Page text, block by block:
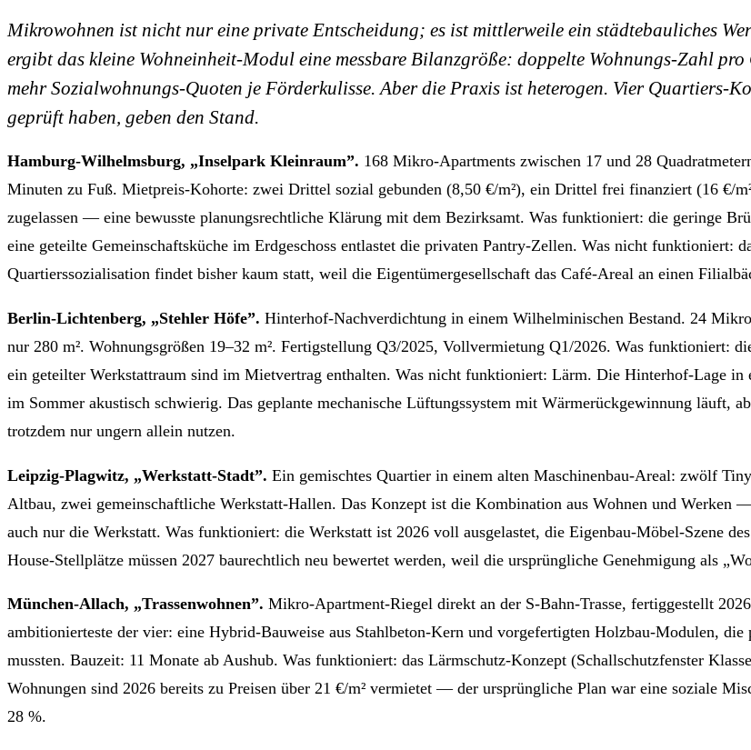
Mikrowohnen ist nicht nur eine private Entscheidung; es ist mittlerweile ein städtebauliches
ergibt das kleine Wohneinheit-Modul eine messbare Bilanzgröße: doppelte Wohnungs-Zahl
mehr Sozialwohnungs-Quoten je Förderkulisse. Aber die Praxis ist heterogen. Vier Quartiers-
geprüft haben, geben den Stand.
Hamburg-Wilhelmsburg, „Inselpark Kleinraum”. 168 Mikro-Apartments zwischen 17 und 28
Minuten zu Fuß. Mietpreis-Kohorte: zwei Drittel sozial gebunden (8,50 €/m²), ein Drittel frei finanziert (16 €/
zugelassen — eine bewusste planungsrechtliche Klärung mit dem Bezirksamt. Was funktioniert: die geringe
eine geteilte Gemeinschaftsküche im Erdgeschoss entlastet die privaten Pantry-Zellen. Was nicht funktioniert:
Quartierssozialisation findet bisher kaum statt, weil die Eigentümergesellschaft das Café-Areal an einen
Berlin-Lichtenberg, „Stehler Höfe”. Hinterhof-Nachverdichtung in einem Wilhelminischen Bestand. 24
nur 280 m². Wohnungsgrößen 19–32 m². Fertigstellung Q3/2025, Vollvermietung Q1/2026. Was funktioniert:
ein geteilter Werkstattraum sind im Mietvertrag enthalten. Was nicht funktioniert: Lärm. Die Hinterhof-Lage in
im Sommer akustisch schwierig. Das geplante mechanische Lüftungssystem mit Wärmerückgewinnung läuft,
trotzdem nur ungern allein nutzen.
Leipzig-Plagwitz, „Werkstatt-Stadt”. Ein gemischtes Quartier in einem alten Maschinenbau-Areal: zwölf
Altbau, zwei gemeinschaftliche Werkstatt-Hallen. Das Konzept ist die Kombination aus Wohnen und
auch nur die Werkstatt. Was funktioniert: die Werkstatt ist 2026 voll ausgelastet, die Eigenbau-Möbel-Szene
House-Stellplätze müssen 2027 baurechtlich neu bewertet werden, weil die ursprüngliche Genehmigung als
München-Allach, „Trassenwohnen”. Mikro-Apartment-Riegel direkt an der S-Bahn-Trasse, fertiggestellt
ambitionierteste der vier: eine Hybrid-Bauweise aus Stahlbeton-Kern und vorgefertigten Holzbau-Modulen,
mussten. Bauzeit: 11 Monate ab Aushub. Was funktioniert: das Lärmschutz-Konzept (Schallschutzfenster
Wohnungen sind 2026 bereits zu Preisen über 21 €/m² vermietet — der ursprüngliche Plan war eine soziale
28 %.